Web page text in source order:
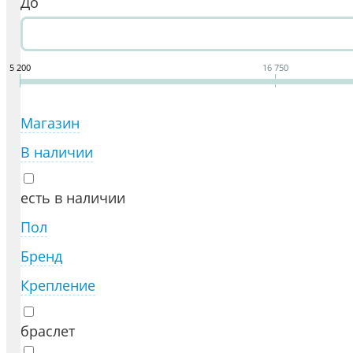
5 200 16 750
Магазин
В наличии
есть в наличии
Пол
Бренд
Крепление
браслет